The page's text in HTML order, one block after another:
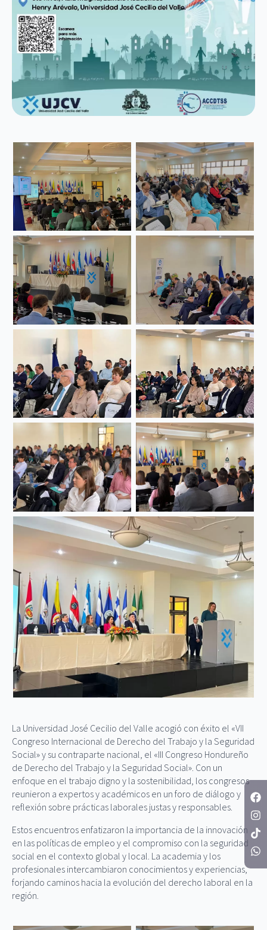
La Universidad José Cecilio del Valle acogió con éxito el «VII
Congreso Internacional de Derecho del Trabajo y la Seguridad
Social» y su contraparte nacional, el «III Congreso Hondureño
de Derecho del Trabajo y la Seguridad Social». Con un
enfoque en el trabajo digno y la sostenibilidad, los congresos
reunieron a expertos y académicos en un foro de diálogo y
reflexión sobre prácticas laborales justas y responsables.
Estos encuentros enfatizaron la importancia de la innovación
en las políticas de empleo y el compromiso con la seguridad
social en el contexto global y local. La academia y los
profesionales intercambiaron conocimientos y experiencias,
forjando caminos hacia la evolución del derecho laboral en la
región.